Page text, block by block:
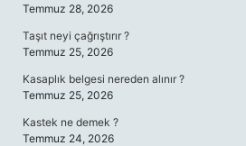
Temmuz 28, 2026
Taşıt neyi çağrıştırır ?
Temmuz 25, 2026
Kasaplık belgesi nereden alınır ?
Temmuz 25, 2026
Kastek ne demek ?
Temmuz 24, 2026